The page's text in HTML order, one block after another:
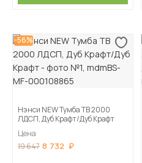
-56%
Нэнси NEW Тумба ТВ 2000
ЛДСП, Дуб Крафт/Дуб Крафт
Цена
19 647 8 732